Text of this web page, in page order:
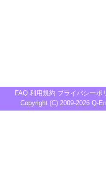
FAQ 利用規約 プライバシーポ
Copyright (C) 2009-2026 Q-